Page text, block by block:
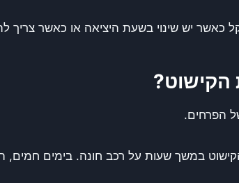
כאשר יש שינוי בשעת היציאה או כאשר
הקישוט?
הפרחים.
במשך שעות על רכב חונה. בימים חמים,